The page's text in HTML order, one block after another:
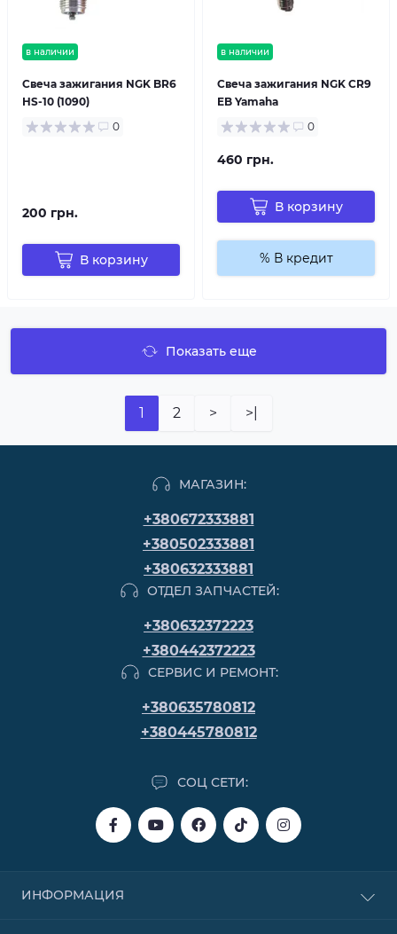
в наличии
Свеча зажигания NGK BR6
HS-10 (1090)
0
200 грн.
В корзину
в наличии
Свеча зажигания NGK CR9
EB Yamaha
0
460 грн.
В корзину
% В кредит
Показать еще
1 2 > >|
МАГАЗИН:
+380672333881
+380502333881
+380632333881
ОТДЕЛ ЗАПЧАСТЕЙ:
+380632372223
+380442372223
СЕРВИС И РЕМОНТ:
+380635780812
+380445780812
СОЦ СЕТИ:
ИНФОРМАЦИЯ